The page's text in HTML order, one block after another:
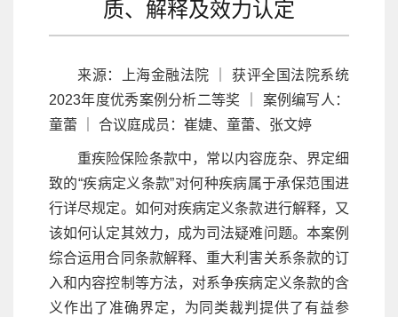
质、解释及效力认定
来源：上海金融法院 ｜ 获评全国法院系统
2023年度优秀案例分析二等奖 ｜ 案例编写人：
童蕾 ｜ 合议庭成员：崔婕、童蕾、张文婷
重疾险保险条款中，常以内容庞杂、界定细
致的“疾病定义条款”对何种疾病属于承保范围进
行详尽规定。如何对疾病定义条款进行解释，又
该如何认定其效力，成为司法疑难问题。本案例
综合运用合同条款解释、重大利害关系条款的订
入和内容控制等方法，对系争疾病定义条款的含
义作出了准确界定，为同类裁判提供了有益参